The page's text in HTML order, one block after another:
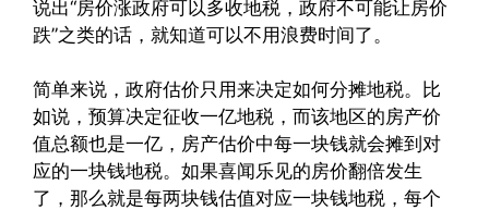
说出“房价涨政府可以多收地税，政府不可能让房价
跌”之类的话，就知道可以不用浪费时间了。
简单来说，政府估价只用来决定如何分摊地税。比
如说，预算决定征收一亿地税，而该地区的房产价
值总额也是一亿，房产估价中每一块钱就会摊到对
应的一块钱地税。如果喜闻乐见的房价翻倍发生
了，那么就是每两块钱估值对应一块钱地税，每个